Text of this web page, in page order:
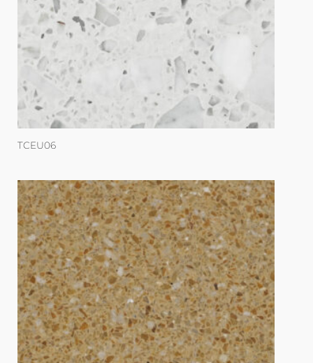
TCEU06